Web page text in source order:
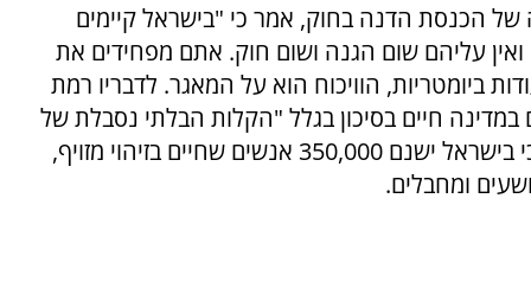
של הכנסת הדנה בחוק, אמר כי "בישראל קיימים
עליהם שום הגנה ושום חוק. אתם מפחידים את
ביומטריות, הוויכוח הוא על המאגר. לדבריו רמת
חיים בסיכון בגלל "הקלות הבלתי נסבלת של
זיוף תעודות הזהות הישראליות". שטרית הוסיף כי בישראל ישנם 350,000 אנשים שחיים בזיהוי מזויף,
ומחבלים.